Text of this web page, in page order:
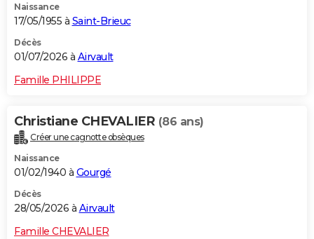
Naissance
17/05/1955 à Saint-Brieuc
Décès
01/07/2026 à Airvault
Famille PHILIPPE
Christiane CHEVALIER (86 ans)
Créer une cagnotte obsèques
Naissance
01/02/1940 à Gourgé
Décès
28/05/2026 à Airvault
Famille CHEVALIER